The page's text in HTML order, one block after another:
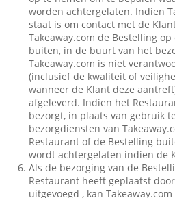
worden achtergelaten. Indien
staat is om contact met de
Takeaway.com de Bestelling
buiten, in de buurt van het
Takeaway.com is niet
(inclusief de kwaliteit of
wanneer de Klant deze
afgeleverd. Indien het
bezorgt, in plaats van gebruik
bezorgdiensten van
Restaurant of de Bestelling
wordt achtergelaten indien de
Als de bezorging van de
Restaurant heeft geplaatst
uitgevoegd , kan